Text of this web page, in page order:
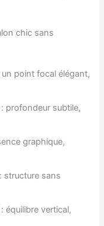
chic sans
un point focal élégant,
: profondeur subtile,
graphique,
structure sans
équilibre vertical,